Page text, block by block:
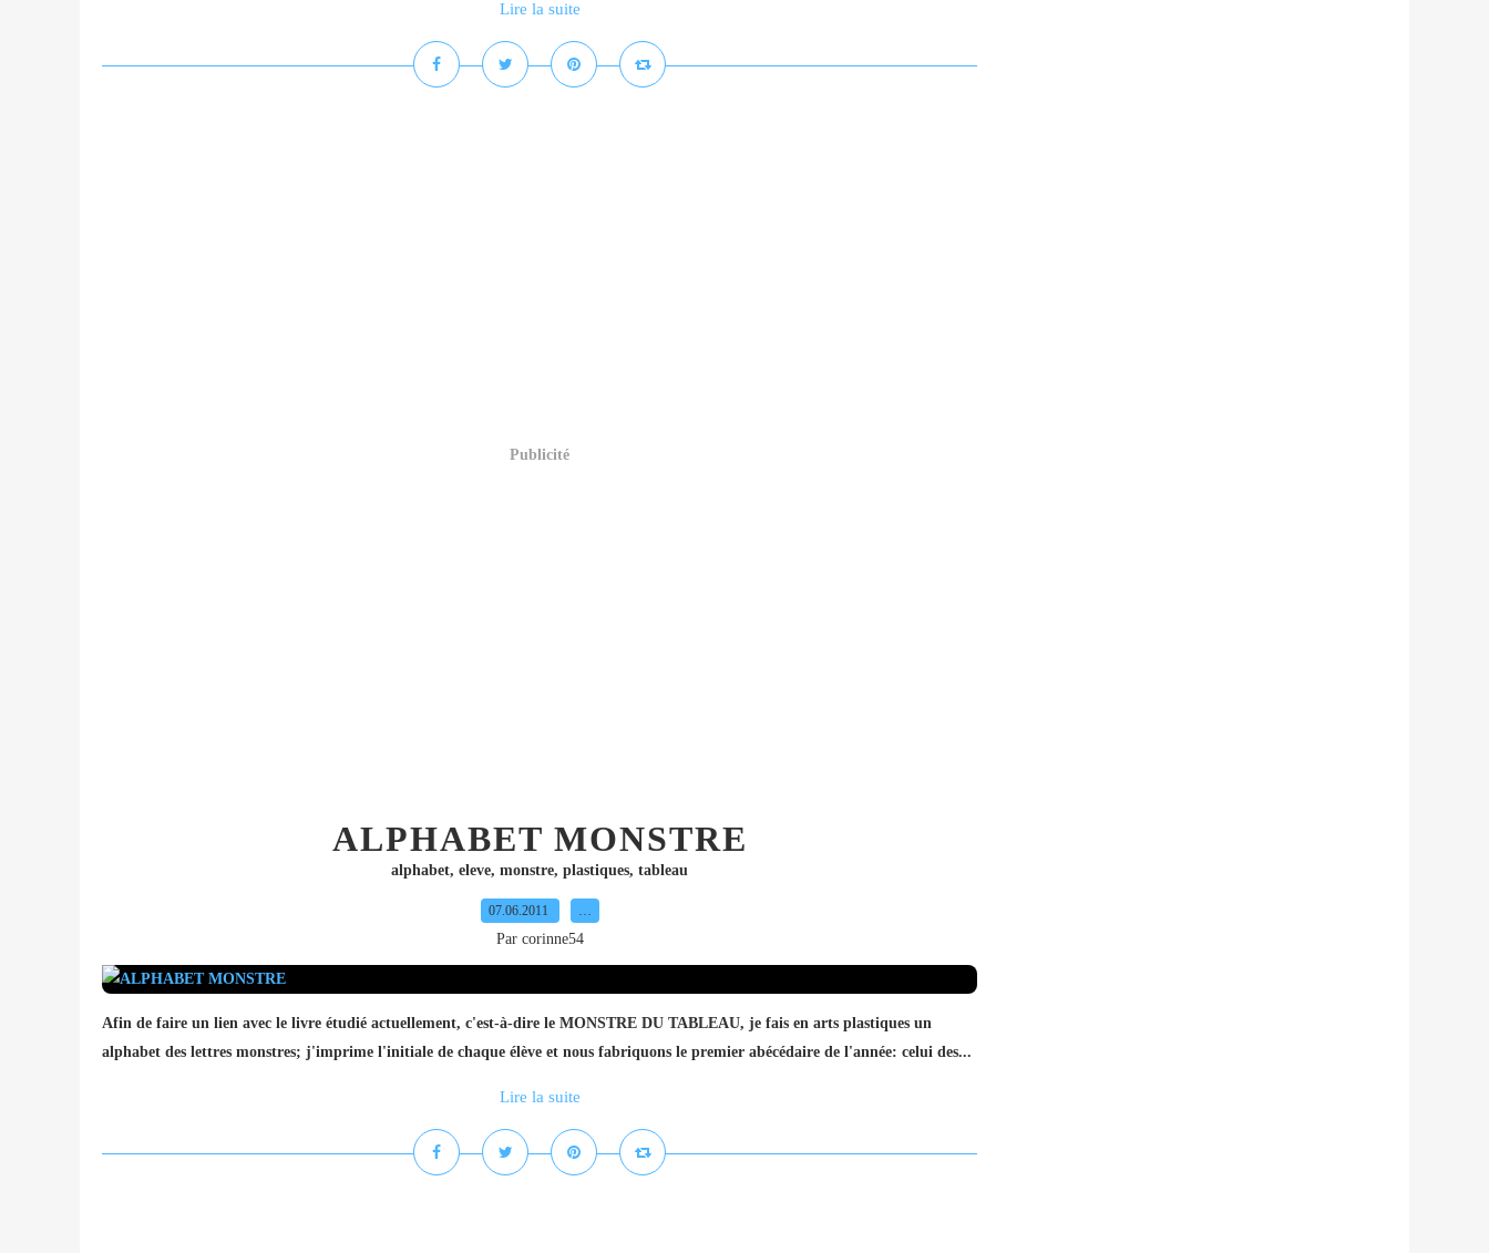
Lire la suite
Publicité
ALPHABET MONSTRE
alphabet, eleve, monstre, plastiques, tableau
07.06.2011 …
Par corinne54
Afin de faire un lien avec le livre étudié actuellement, c'est-à-dire le MONSTRE DU TABLEAU, je fais en arts plastiques un
alphabet des lettres monstres; j'imprime l'initiale de chaque élève et nous fabriquons le premier abécédaire de l'année: celui des...
Lire la suite